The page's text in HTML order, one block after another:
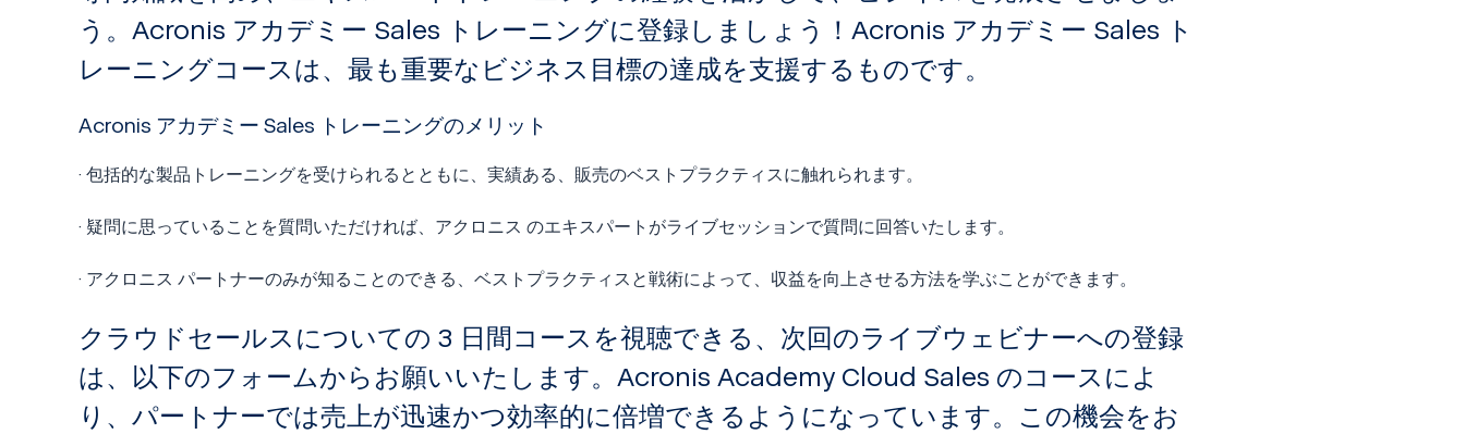
う。Acronis アカデミー Sales トレーニングに登録しましょう！Acronis アカデミー Sales ト
レーニングコースは、最も重要なビジネス目標の達成を支援するものです。
Acronis アカデミー Sales トレーニングのメリット
· 包括的な製品トレーニングを受けられるとともに、実績ある、販売のベストプラクティスに触れられます。
· 疑問に思っていることを質問いただければ、アクロニス のエキスパートがライブセッションで質問に回答いたします。
· アクロニス パートナーのみが知ることのできる、ベストプラクティスと戦術によって、収益を向上させる方法を学ぶことができます。
クラウドセールスについての 3 日間コースを視聴できる、次回のライブウェビナーへの登録
は、以下のフォームからお願いいたします。Acronis Academy Cloud Sales のコースによ
り、パートナーでは売上が迅速かつ効率的に倍増できるようになっています。この機会をお